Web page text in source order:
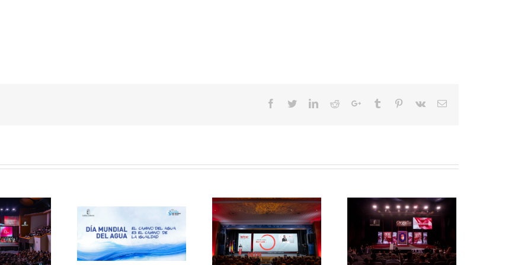
Facebook
TwitterLinkedIn
RedditGoogle+Tumblr Pinterest
Vk Email
del Agua
La Mancha 2026
Acto de entrega de los IX
Premios al Mérito
Empresarial, MÉEM.
Día de la Región de
Castilla-La Mancha 2025